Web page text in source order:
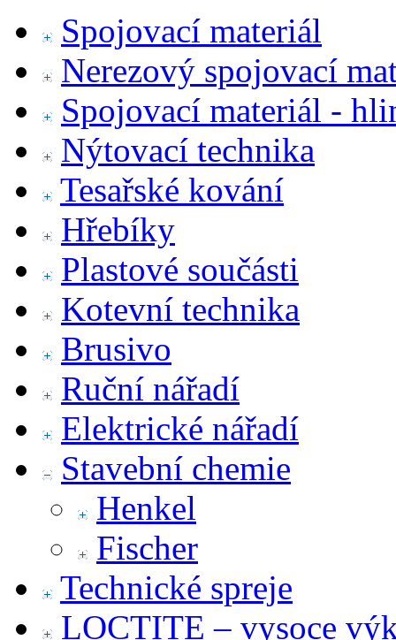
Spojovací materiál
Nerezový spojovací
Spojovací materiál -
Nýtovací technika
Tesařské kování
Hřebíky
Plastové součásti
Kotevní technika
Brusivo
Ruční nářadí
Elektrické nářadí
Stavební chemie
Henkel
Fischer
Technické spreje
LOCTITE – vysoce